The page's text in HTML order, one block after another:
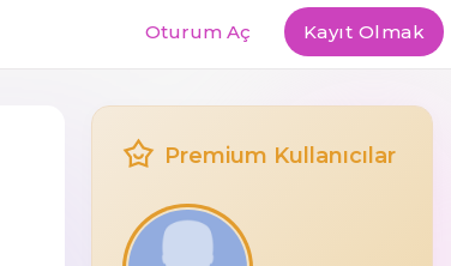
Oturum Aç Kayıt Olmak
Premium Kullanıcılar